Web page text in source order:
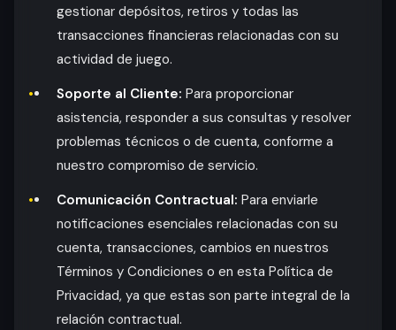
gestionar depósitos, retiros y todas las
transacciones financieras relacionadas con su
actividad de juego.
Soporte al Cliente: Para proporcionar
asistencia, responder a sus consultas y resolver
problemas técnicos o de cuenta, conforme a
nuestro compromiso de servicio.
Comunicación Contractual: Para enviarle
notificaciones esenciales relacionadas con su
cuenta, transacciones, cambios en nuestros
Términos y Condiciones o en esta Política de
Privacidad, ya que estas son parte integral de la
relación contractual.